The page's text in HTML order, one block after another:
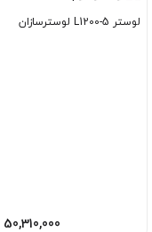
لوستر L1200-5 لوسترسازان
50,310,000